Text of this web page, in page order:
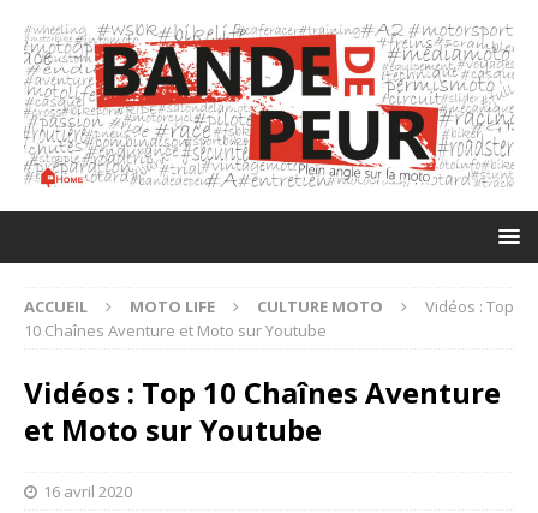
ACCUEIL MOTO LIFE CULTURE MOTO
Vidéos : Top
10 Chaînes Aventure et Moto sur Youtube
Vidéos : Top 10 Chaînes Aventure
et Moto sur Youtube
16 avril 2020